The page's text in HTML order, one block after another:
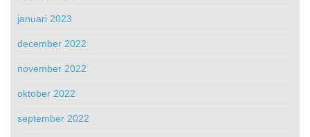
januari 2023
december 2022
november 2022
oktober 2022
september 2022